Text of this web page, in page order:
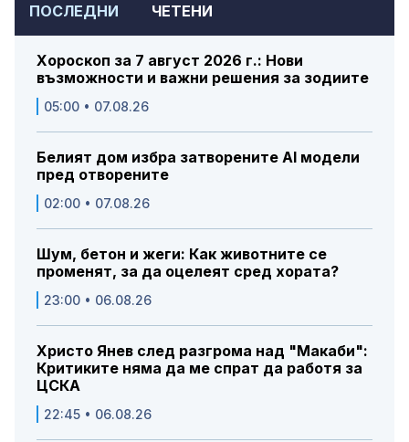
ПОСЛЕДНИ ЧЕТЕНИ
Хороскоп за 7 август 2026 г.: Нови
възможности и важни решения за зодиите
05:00 • 07.08.26
Белият дом избра затворените AI модели
пред отворените
02:00 • 07.08.26
Шум, бетон и жеги: Как животните се
променят, за да оцелеят сред хората?
23:00 • 06.08.26
Христо Янев след разгрома над "Макаби":
Критиките няма да ме спрат да работя за
ЦСКА
22:45 • 06.08.26